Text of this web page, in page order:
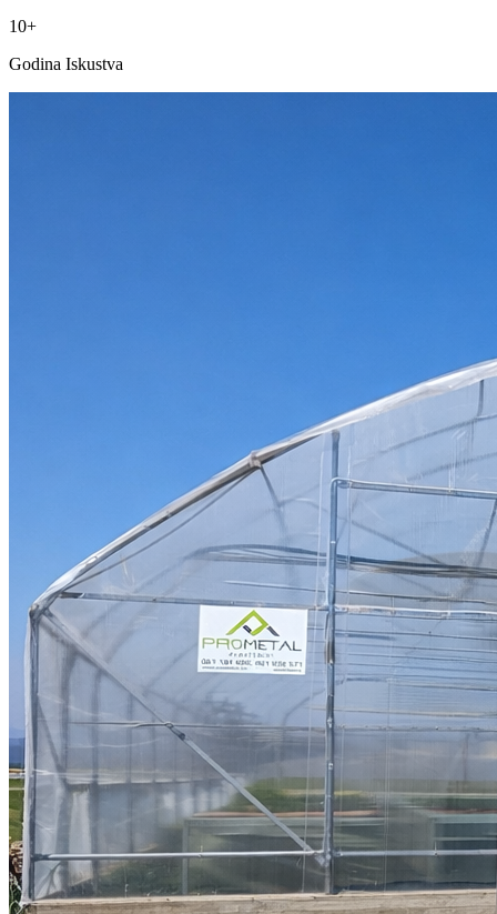
10+
Godina Iskustva